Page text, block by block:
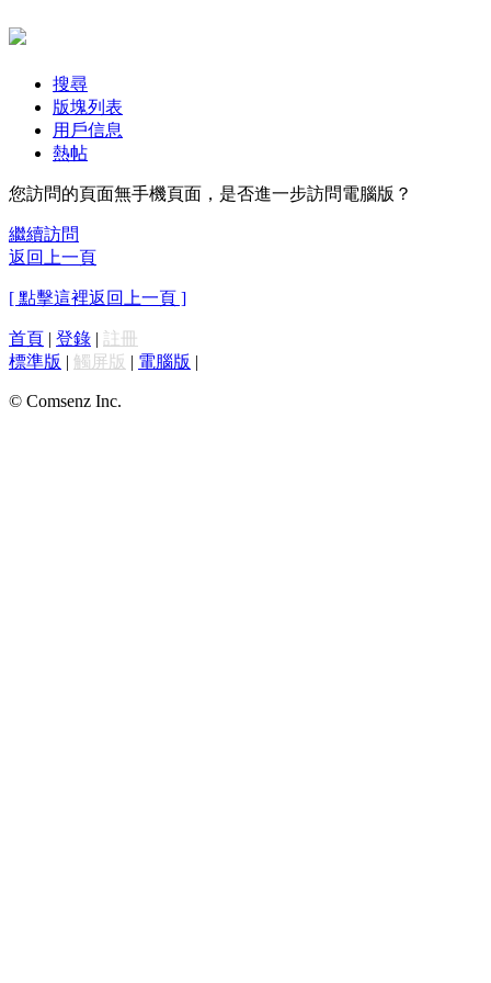
搜尋
版塊列表
用戶信息
熱帖
您訪問的頁面無手機頁面，是否進一步訪問電腦版？
繼續訪問
返回上一頁
[ 點擊這裡返回上一頁 ]
首頁 | 登錄 | 註冊
標準版 | 觸屏版 | 電腦版 |
© Comsenz Inc.